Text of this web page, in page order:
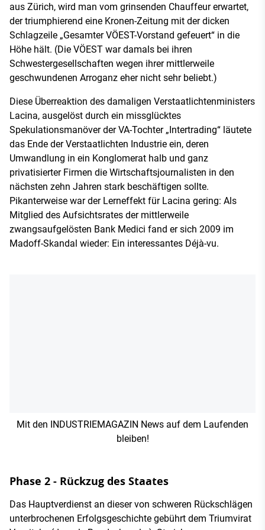
aus Zürich, wird man vom grinsenden Chauffeur erwartet,
der triumphierend eine Kronen-Zeitung mit der dicken
Schlagzeile „Gesamter VÖEST-Vorstand gefeuert“ in die
Höhe hält. (Die VÖEST war damals bei ihren
Schwestergesellschaften wegen ihrer mittlerweile
geschwundenen Arroganz eher nicht sehr beliebt.)
Diese Überreaktion des damaligen Verstaatlichtenministers
Lacina, ausgelöst durch ein missglücktes
Spekulationsmanöver der VA-Tochter „Intertrading“ läutete
das Ende der Verstaatlichten Industrie ein, deren
Umwandlung in ein Konglomerat halb und ganz
privatisierter Firmen die Wirtschaftsjournalisten in den
nächsten zehn Jahren stark beschäftigen sollte.
Pikanterweise war der Lerneffekt für Lacina gering: Als
Mitglied des Aufsichtsrates der mittlerweile
zwangsaufgelösten Bank Medici fand er sich 2009 im
Madoff-Skandal wieder: Ein interessantes Déjà-vu.
Mit den INDUSTRIEMAGAZIN News auf dem Laufenden
bleiben!
Phase 2 - Rückzug des Staates
Das Hauptverdienst an dieser von schweren Rückschlägen
unterbrochenen Erfolgsgeschichte gebührt dem Triumvirat